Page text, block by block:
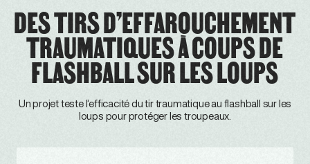
DES TIRS D’EFFAROUCHEMENT
TRAUMATIQUES À COUPS DE
FLASHBALL SUR LES LOUPS
Un projet teste l’efficacité du tir traumatique au flashball sur les
loups pour protéger les troupeaux.